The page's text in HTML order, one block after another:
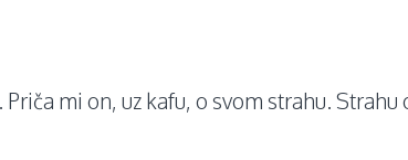
mi on, uz kafu, o svom strahu. Strahu